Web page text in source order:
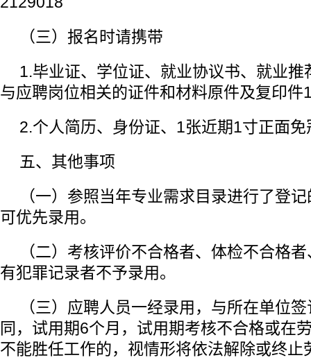
（三）报名时请携带
1.毕业证、学位证、就业协议书、就业推
与应聘岗位相关的证件和材料原件及复印件
2.个人简历、身份证、1张近期1寸正面免
五、其他事项
（一）参照当年专业需求目录进行了登
可优先录用。
（二）考核评价不合格者、体检不合格
有犯罪记录者不予录用。
（三）应聘人员一经录用，与所在单位
同，试用期6个月，试用期考核不合格或在
不能胜任工作的，视情形将依法解除或终止